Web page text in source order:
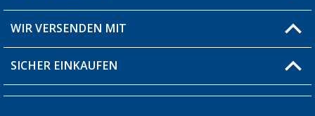
Über uns
Versandinformationen
Bestellstatus
WIR VERSENDEN MIT
SICHER EINKAUFEN